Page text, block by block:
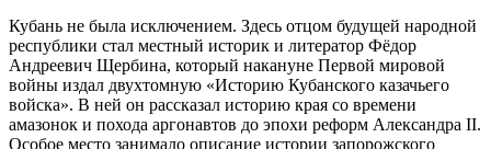
Кубань не была исключением. Здесь отцом будущей народной
республики стал местный историк и литератор Фёдор
Андреевич Щербина, который накануне Первой мировой
войны издал двухтомную «Историю Кубанского казачьего
войска». В ней он рассказал историю края со времени
амазонок и похода аргонавтов до эпохи реформ Александра II.
Особое место занимало описание истории запорожского